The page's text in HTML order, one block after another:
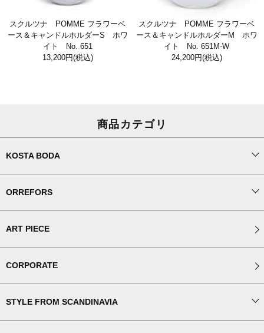
スクルツナ POMME フラワーベ
ース＆キャンドルホルダーS ホワ
イト No. 651
13,200円(税込)
スクルツナ POMME フラワーベ
ース＆キャンドルホルダーM ホワ
イト No. 651M-W
24,200円(税込)
商品カテゴリ
KOSTA BODA
ORREFORS
ART PIECE
CORPORATE
STYLE FROM SCANDINAVIA